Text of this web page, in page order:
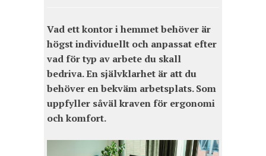
Vad ett kontor i hemmet behöver är
högst individuellt och anpassat efter
vad för typ av arbete du skall
bedriva. En självklarhet är att du
behöver en bekväm arbetsplats. Som
uppfyller såväl kraven för ergonomi
och komfort.